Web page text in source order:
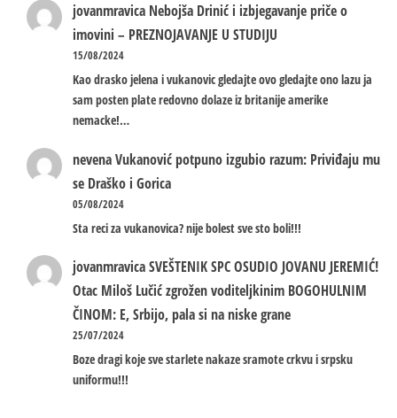
jovanmravica Nebojša Drinić i izbjegavanje priče o
imovini – PREZNOJAVANJE U STUDIJU
15/08/2024
Kao drasko jelena i vukanovic gledajte ovo gledajte ono lazu ja
sam posten plate redovno dolaze iz britanije amerike
nemacke!…
nevenaVukanović potpuno izgubio razum: Priviđaju mu
se Draško i Gorica
05/08/2024
Sta reci za vukanovica? nije bolest sve sto boli!!!
jovanmravicaSVEŠTENIK SPC OSUDIO JOVANU JEREMIĆ!
Otac Miloš Lučić zgrožen voditeljkinim BOGOHULNIM
ČINOM: E, Srbijo, pala si na niske grane
25/07/2024
Boze dragi koje sve starlete nakaze sramote crkvu i srpsku
uniformu!!!